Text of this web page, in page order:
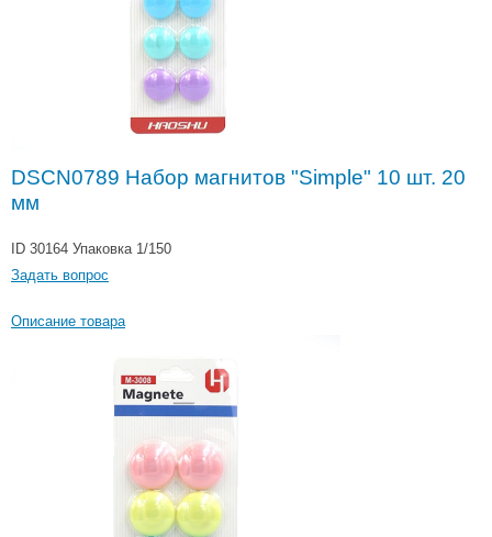
DSCN0789 Набор магнитов "Simple" 10 шт. 20
мм
ID 30164 Упаковка 1/150
Задать вопрос
Описание товара